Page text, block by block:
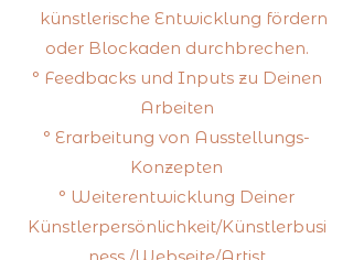
künstlerische Entwicklung fördern
oder Blockaden durchbrechen.
° Feedbacks und Inputs zu Deinen
Arbeiten
° Erarbeitung von Ausstellungs-
Konzepten
° Weiterentwicklung Deiner
Künstlerpersönlichkeit/Künstlerbusi